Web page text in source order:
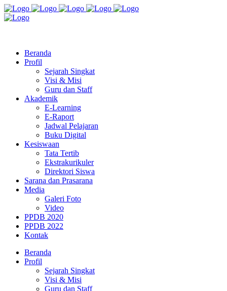
Beranda
Profil
Sejarah Singkat
Visi & Misi
Guru dan Staff
Akademik
E-Learning
E-Raport
Jadwal Pelajaran
Buku Digital
Kesiswaan
Tata Tertib
Ekstrakurikuler
Direktori Siswa
Sarana dan Prasarana
Media
Galeri Foto
Video
PPDB 2020
PPDB 2022
Kontak
Beranda
Profil
Sejarah Singkat
Visi & Misi
Guru dan Staff